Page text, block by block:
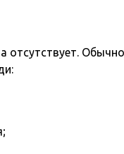
отсутствует.